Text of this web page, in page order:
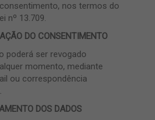
nos termos do
nº 13.709.
DO CONSENTIMENTO
poderá ser revogado
momento, mediante
ou correspondência
.
DOS DADOS